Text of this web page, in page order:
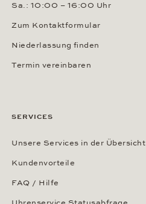
Sa.: 10:00 – 16:00 Uhr
Zum Kontaktformular
Niederlassung finden
Termin vereinbaren
SERVICES
Unsere Services in der Übersicht
Kundenvorteile
FAQ / Hilfe